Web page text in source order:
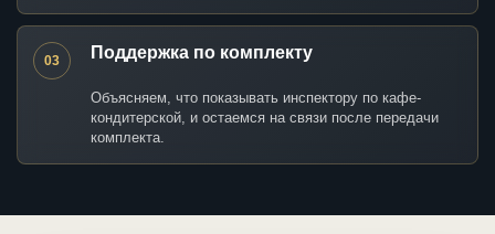
03 Поддержка по комплекту
Объясняем, что показывать инспектору по кафе-
кондитерской, и остаемся на связи после передачи
комплекта.